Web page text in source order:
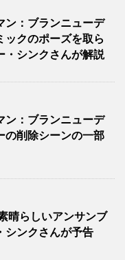
ン：ブランニューデ
ックのポーズを取ら
・シンクさんが解説
ン：ブランニューデ
の削除シーンの一部
晴らしいアンサンブ
シンクさんが予告